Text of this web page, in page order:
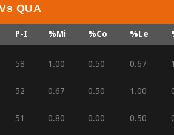
QUA
P-I %Mi %Co %Le
58 1.00 0.50 0.67
52 0.67 0.50 1.00
51 0.80 0.00 0.50